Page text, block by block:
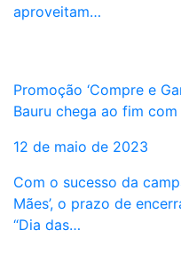
aproveitam…
Promoção ‘Compre e
Bauru chega ao fim
12 de maio de 2023
Com o sucesso da
Mães’, o prazo de
“Dia das…